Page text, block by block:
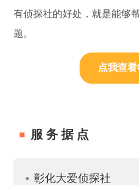
有侦探社的好处，就是能够
题。
点我查看
服务据点
彰化大爱侦探社